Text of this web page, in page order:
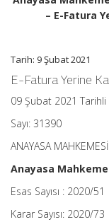
– E-Fatura
Tarih: 9 Şubat 2021
E-Fatura Yerine
09 Şubat 2021
Sayı: 31390
ANAYASA
Anayasa
Esas Sayısı : 2020/51
Karar Sayısı: 2020/73